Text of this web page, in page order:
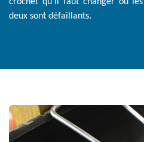
crochet qu’il faut changer ou
deux sont défaillants.